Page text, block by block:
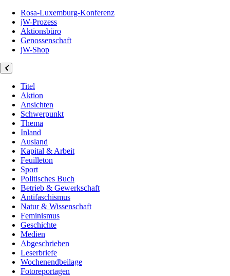
Rosa-Luxemburg-Konferenz
jW-Prozess
Aktionsbüro
Genossenschaft
jW-Shop
Titel
Aktion
Ansichten
Schwerpunkt
Thema
Inland
Ausland
Kapital & Arbeit
Feuilleton
Sport
Politisches Buch
Betrieb & Gewerkschaft
Antifaschismus
Natur & Wissenschaft
Feminismus
Geschichte
Medien
Abgeschrieben
Leserbriefe
Wochenendbeilage
Fotoreportagen